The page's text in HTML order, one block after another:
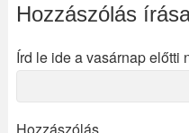
Hozzászólás
Írd le ide a vasárnap előtti
Hozzászólás